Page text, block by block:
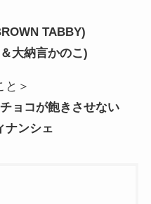
TABBY)
大納言かのこ)
と＞
ョコが飽きさせない
ナンシェ